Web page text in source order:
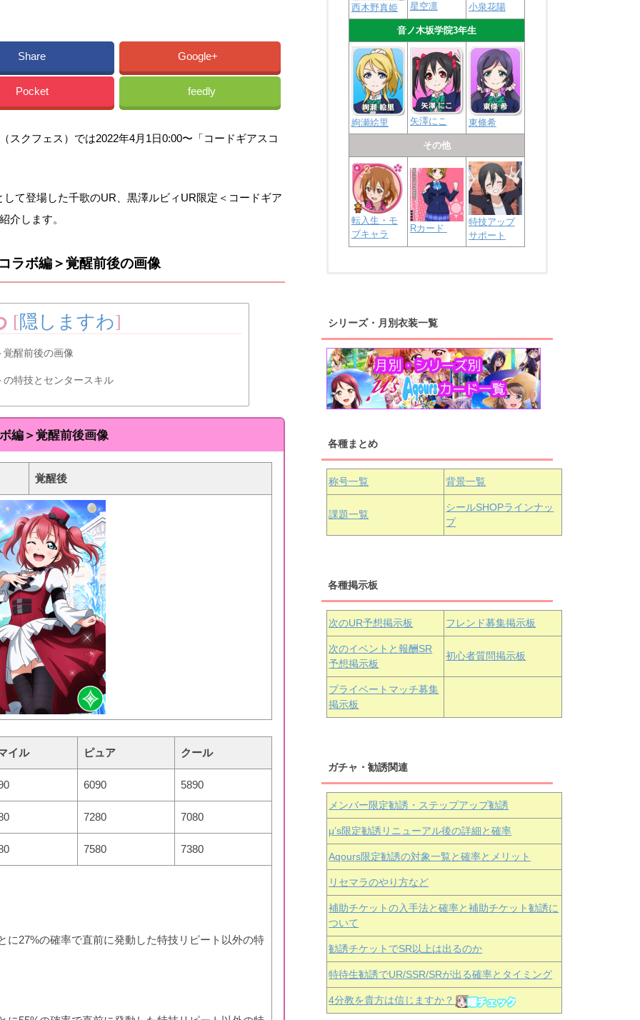
Share Google+
Pocket feedly
スクフェス）では2022年4月1日0:00〜「コードギアスコ
て登場した千歌のUR、黒澤ルビィUR限定＜コードギア
介します。
ラボ編＞覚醒前後の画像
[隠しますわ]
醒前後の画像
特技とセンタースキル
編＞覚醒前後画像
覚醒後
イル ピュア クール
6090 5890
7280 7080
7580 7380
に27%の確率で直前に発動した特技リピート以外の特
西木野真姫 星空凛 小泉花陽
音ノ木坂学院3年生
絢瀬絵里 矢澤にこ 東條希
その他
転入生・モ
ブキャラ
Rカード
特技アップ
サポート
桜内梨子 高海千歌 渡辺曜
浦の星女学院1年生
津島善子 黒澤ルビィ 国木田花丸
浦の星女学院3年生
黒澤ダイヤ
上原歩夢 宮下愛 優木せつ菜
虹ヶ咲学園1年生
中須かすみ 天王寺璃奈 桜坂しずく
近江彼方
エマ・ヴェ
シリーズ・月別衣装一覧
各種まとめ
称号一覧 背景一覧
課題一覧
シールSHOPラインナッ
プ
各種掲示板
次のUR予想掲示板 フレンド募集掲示板
次のイベントと報酬SR
予想掲示板
初心者質問掲示板
プライベートマッチ募集
掲示板
ガチャ・勧誘関連
メンバー限定勧誘・ステップアップ勧誘
μ’s限定勧誘リニューアル後の詳細と確率
Aqours限定勧誘の対象一覧と確率とメリット
リセマラのやり方など
補助チケットの入手法と確率と補助チケット勧誘に
ついて
勧誘チケットでSR以上は出るのか
特待生勧誘でUR/SSR/SRが出る確率とタイミング
4分教を貴方は信じますか？